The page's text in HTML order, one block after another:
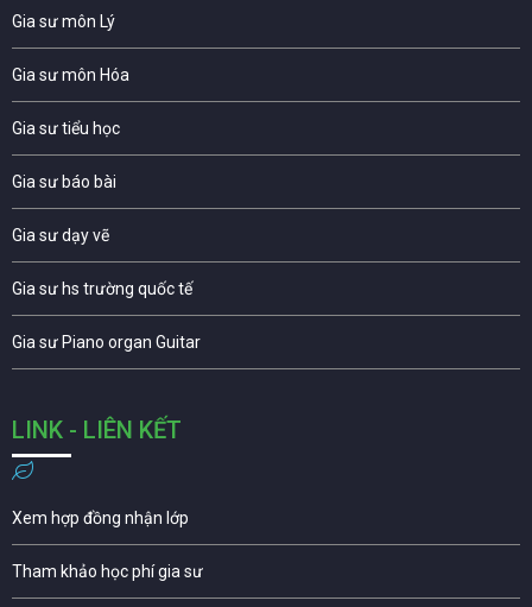
Gia sư môn Lý
Gia sư môn Hóa
Gia sư tiểu học
Gia sư báo bài
Gia sư dạy vẽ
Gia sư hs trường quốc tế
Gia sư Piano organ Guitar
LINK - LIÊN KẾT
Xem hợp đồng nhận lớp
Tham khảo học phí gia sư